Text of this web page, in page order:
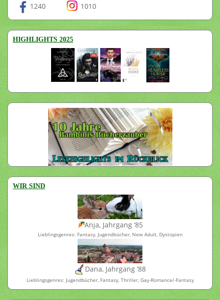
1240 1010
HIGHLIGHTS 2025
WIR SIND
Anja, Jahrgang ’85
Lieblingsgenres: Fantasy, Jugendbücher, New Adult, Dystopien
Dana, Jahrgang ’88
Lieblingsgenres: Jugendbücher, Fantasy, Thriller, Gay-Romance/-Fantasy